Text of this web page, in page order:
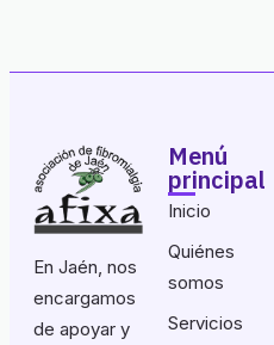
En Jaén, nos
encargamos
de apoyar y
Menú
principal
Inicio
Quiénes
somos
Servicios